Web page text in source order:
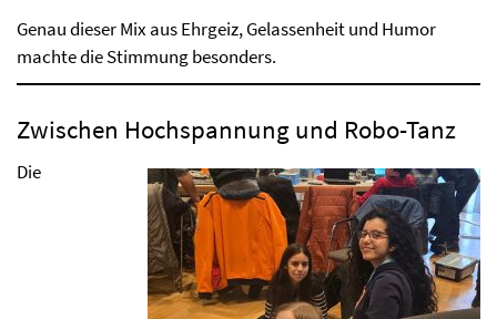
Genau dieser Mix aus Ehrgeiz, Gelassenheit und Humor
machte die Stimmung besonders.
Zwischen Hochspannung und Robo-Tanz
Die